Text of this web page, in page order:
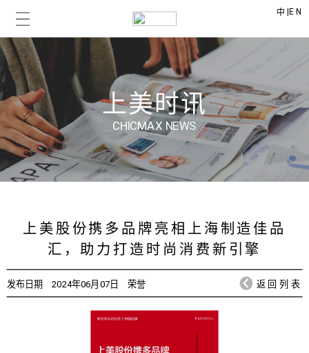
中 |EN
上美时讯
CHICMAX NEWS
上美股份携多品牌亮相上海制造佳品
汇，助力打造时尚消费新引擎
发布日期 2024年06月07日 荣誉 返回列表